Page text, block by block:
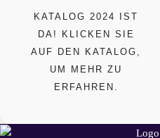
KATALOG 2024 IST
DA! KLICKEN SIE
AUF DEN KATALOG,
UM MEHR ZU
ERFAHREN.